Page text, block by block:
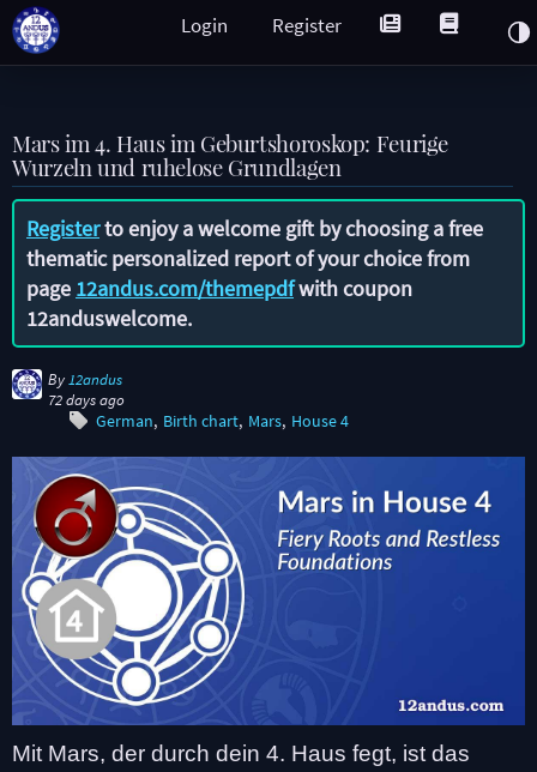
Register
Login
Mars im 4. Haus im Geburtshoroskop: Feurige
Wurzeln und ruhelose Grundlagen
Registerto enjoy a welcome gift by choosing a free
thematic personalized report of your choice from
page 12andus.com/themepdfwith coupon
12anduswelcome.
By 12andus
72 days ago
German Birth chart Mars House 4
Mit Mars, der durch dein 4. Haus fegt, ist das